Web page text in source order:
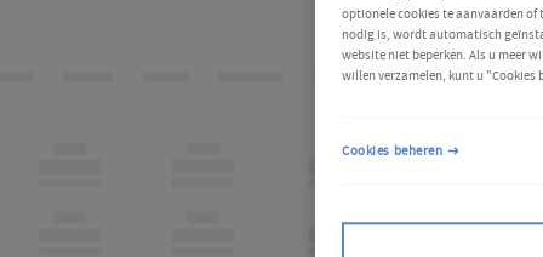
optionele cookies te aanvaarden of
nodig is, wordt automatisch
website niet beperken. Als u meer
willen verzamelen, kunt u "Cookies
Cookies beheren